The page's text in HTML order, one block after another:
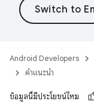
Android Developers
คำแนะนำ
ข้อมูลนี้มีประโยชน์ไหม